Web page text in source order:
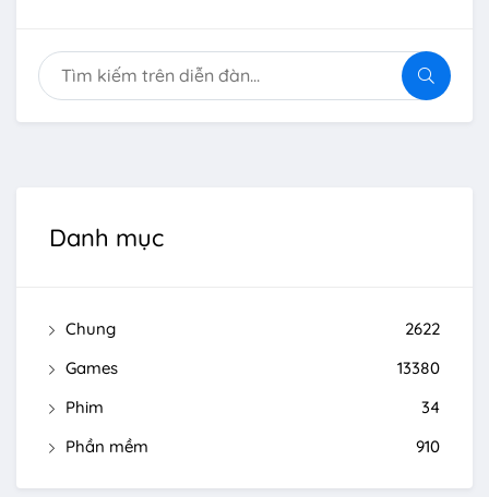
Danh mục
Chung
2622
Games
13380
Phim
34
Phần mềm
910